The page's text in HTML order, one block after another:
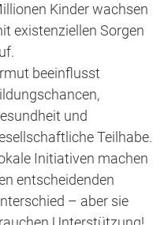
Kinder wachsen
existenziellen Sorgen
beeinflusst
und
Teilhabe.
Initiativen machen
entscheidenden
– aber sie